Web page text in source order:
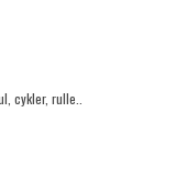
cykler, rulle..